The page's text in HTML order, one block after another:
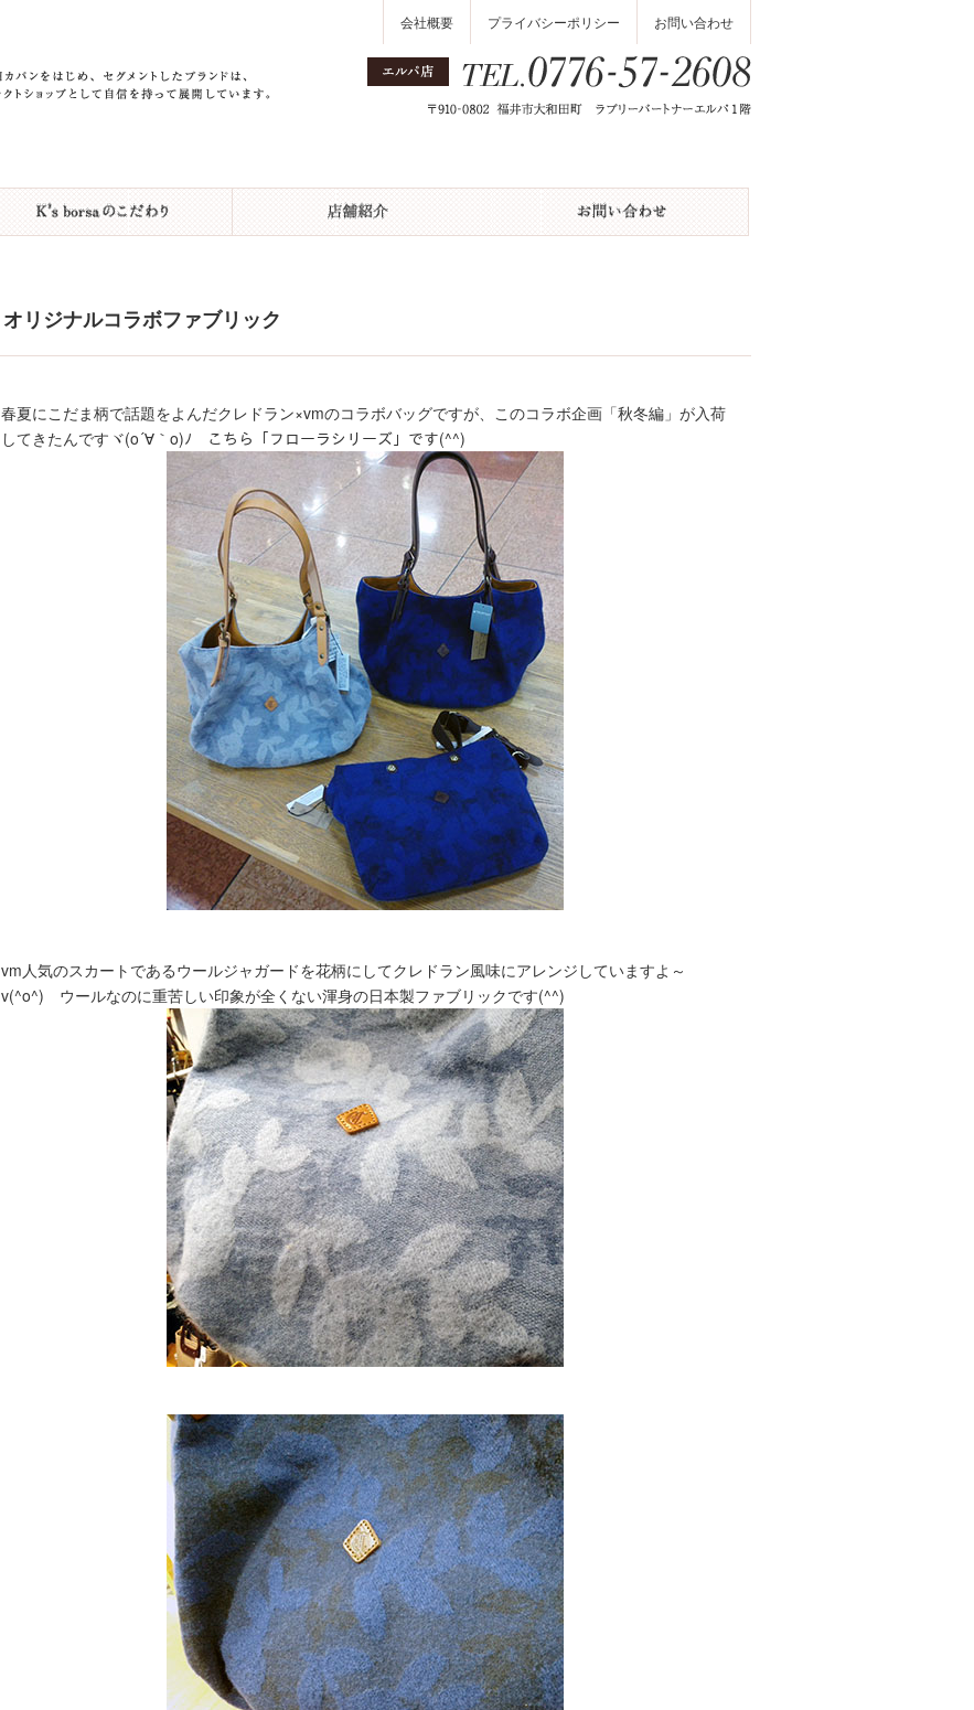
会社概要 プライバシーポリシー お問い合わせ
オリジナルコラボファブリック
春夏にこだま柄で話題をよんだクレドラン×vmのコラボバッグですが、このコラボ企画「秋冬編」が入荷
してきたんですヾ(o´∀｀o)ﾉ こちら「フローラシリーズ」です(^^)
vm人気のスカートであるウールジャガードを花柄にしてクレドラン風味にアレンジしていますよ～
v(^o^) ウールなのに重苦しい印象が全くない渾身の日本製ファブリックです(^^)